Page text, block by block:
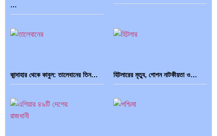
…
কান্দাহার থেকে কাবুল: তালেবানের তিন… হিটলারের মৃত্যু, গোপন নাটকীয়তা ও…